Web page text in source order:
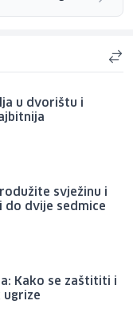
u dvorištu i
svježinu i
do dvije sedmice
Kako se zaštititi i
ugrize